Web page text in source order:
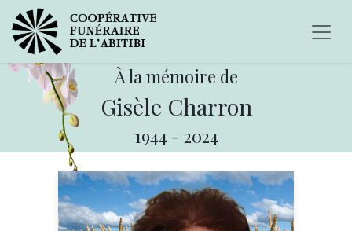
À la mémoire de
Gisèle Charron
1944 - 2024